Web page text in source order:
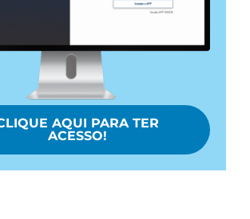
AQUI PARA TER
ACESSO!